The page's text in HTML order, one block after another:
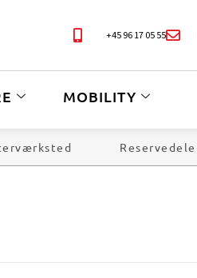
+45 96 17 05 55
MOBILITY
Reservedele